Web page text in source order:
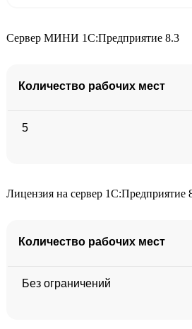
Сервер МИНИ 1С:Предприятие 8.3
Количество рабочих мест
5
Лицензия на сервер
Количество рабочих мест
Без ограничений